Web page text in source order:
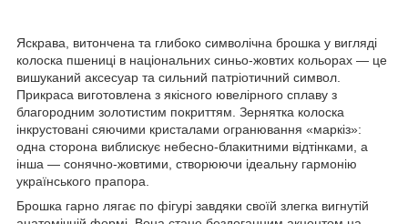
Яскрава, витончена та глибоко символічна брошка у вигляді
колоска пшениці в національних синьо-жовтих кольорах — це
вишуканий аксесуар та сильний патріотичний символ.
Прикраса виготовлена з якісного ювелірного сплаву з
благородним золотистим покриттям. Зернятка колоска
інкрустовані сяючими кристалами огранювання «маркіз»:
одна сторона виблискує небесно-блакитними відтінками, а
інша — сонячно-жовтими, створюючи ідеальну гармонію
українського прапора.
Брошка гарно лягає по фігурі завдяки своїй злегка вигнутій